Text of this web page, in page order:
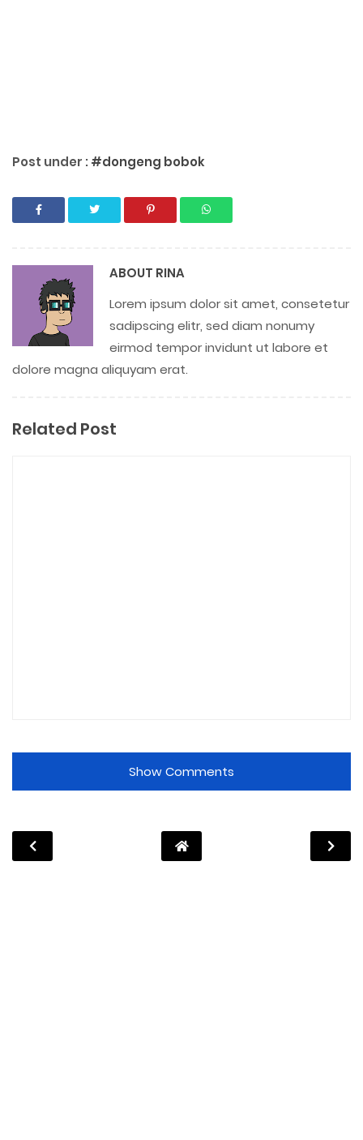
Post under :#dongeng bobok
ABOUT RINA
Lorem ipsum dolor sit amet, consetetur
sadipscing elitr, sed diam nonumy
eirmod tempor invidunt ut labore et
dolore magna aliquyam erat.
Related Post
Show Comments